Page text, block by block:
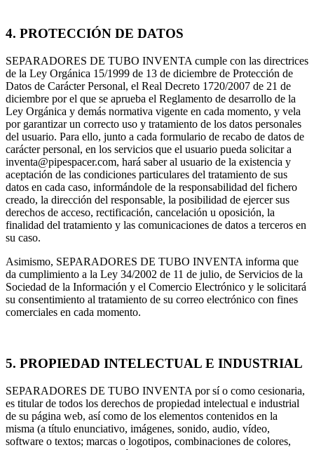
4. PROTECCIÓN DE DATOS
SEPARADORES DE TUBO INVENTA cumple con las directrices
de la Ley Orgánica 15/1999 de 13 de diciembre de Protección de
Datos de Carácter Personal, el Real Decreto 1720/2007 de 21 de
diciembre por el que se aprueba el Reglamento de desarrollo de la
Ley Orgánica y demás normativa vigente en cada momento, y vela
por garantizar un correcto uso y tratamiento de los datos personales
del usuario. Para ello, junto a cada formulario de recabo de datos de
carácter personal, en los servicios que el usuario pueda solicitar a
inventa@pipespacer.com, hará saber al usuario de la existencia y
aceptación de las condiciones particulares del tratamiento de sus
datos en cada caso, informándole de la responsabilidad del fichero
creado, la dirección del responsable, la posibilidad de ejercer sus
derechos de acceso, rectificación, cancelación u oposición, la
finalidad del tratamiento y las comunicaciones de datos a terceros en
su caso.
Asimismo, SEPARADORES DE TUBO INVENTA informa que
da cumplimiento a la Ley 34/2002 de 11 de julio, de Servicios de la
Sociedad de la Información y el Comercio Electrónico y le solicitará
su consentimiento al tratamiento de su correo electrónico con fines
comerciales en cada momento.
5. PROPIEDAD INTELECTUAL E INDUSTRIAL
SEPARADORES DE TUBO INVENTA por sí o como cesionaria,
es titular de todos los derechos de propiedad intelectual e industrial
de su página web, así como de los elementos contenidos en la
misma (a título enunciativo, imágenes, sonido, audio, vídeo,
software o textos; marcas o logotipos, combinaciones de colores,